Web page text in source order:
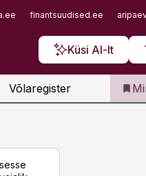
finantsuudised.ee
Küsi AI-lt
Telli
Võlaregister